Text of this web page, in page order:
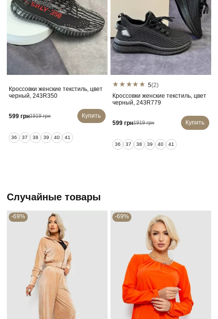
Кроссовки женские текстиль, цвет
черный, 243R350
599 грн1919 грн Купить
36 37 38 39 40 41
5(2)
Кроссовки женские текстиль, цвет
черный, 243R779
599 грн1919 грн Купить
36 37 38 39 40 41
Случайные товары
-69% -69%